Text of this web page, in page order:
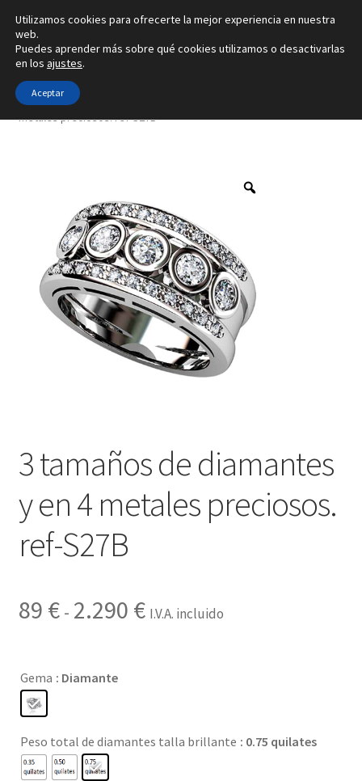
Ir
a
la
navegación
Ir
al
contenido
Inicio
Alianzas
Pendientes
Colgantes
Sobre nosotros
Inicio Tipo de joya
metales preciosos. ref-S27B
3 tamaños de diamantes
y en 4 metales preciosos.
ref-S27B
89 € - 2.290 €Rango
hasta
I.V.A. incluido
Gema : Diamante
Peso total de diamantes talla brillante : 0.75 quilates
Utilizamos cookies para ofrecerte la mejor experiencia en nuestra
web.
Puedes aprender más sobre qué cookies utilizamos o desactivarlas
en los ajustes.
Aceptar